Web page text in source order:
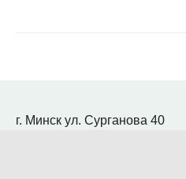
г. Минск ул. Сурганова 40